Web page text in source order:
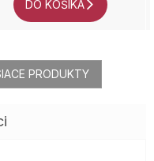
DO KOŠÍKA
PRODUKTY